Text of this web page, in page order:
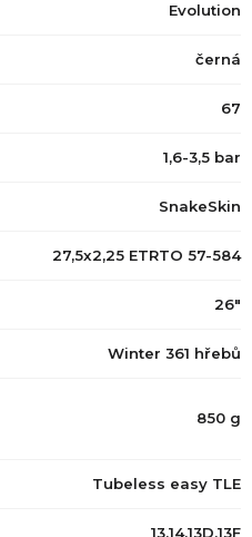
Evolution
černá
67
1,6-3,5 bar
SnakeSkin
27,5x2,25 ETRTO 57-584
26"
Winter 361 hřebů
850 g
Tubeless easy TLE
13,14,13D,13F